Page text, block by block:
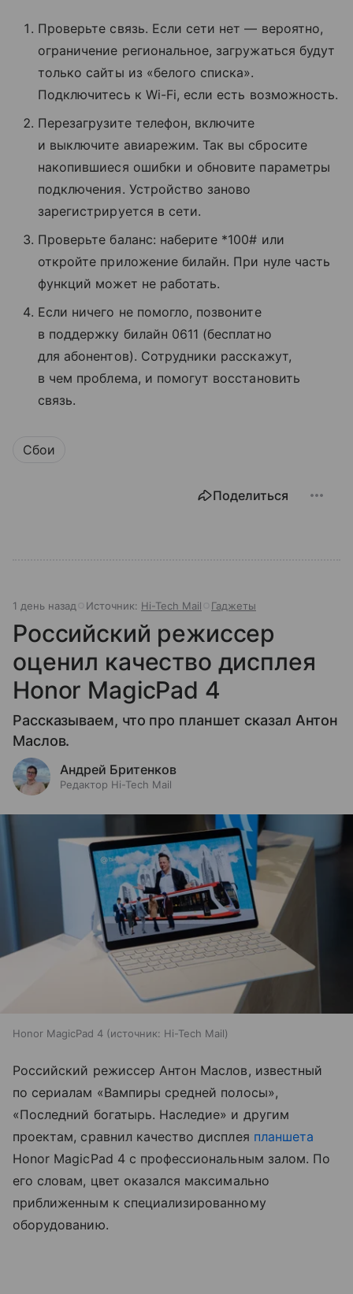
Проверьте связь. Если сети нет — вероятно,
ограничение региональное, загружаться будут
только сайты из «белого списка».
Подключитесь к Wi-Fi, если есть возможность.
Перезагрузите телефон, включите
и выключите авиарежим. Так вы сбросите
накопившиеся ошибки и обновите параметры
подключения. Устройство заново
зарегистрируется в сети.
Проверьте баланс: наберите *100# или
откройте приложение билайн. При нуле часть
функций может не работать.
Если ничего не помогло, позвоните
в поддержку билайн 0611 (бесплатно
для абонентов). Сотрудники расскажут,
в чем проблема, и помогут восстановить
связь.
Сбои
Поделиться
1 день назад Источник: Hi-Tech Mail Гаджеты
Российский режиссер
оценил качество дисплея
Honor MagicPad 4
Рассказываем, что про планшет сказал Антон
Маслов.
Андрей Бритенков
Редактор Hi-Tech Mail
Honor MagicPad 4 источник: Hi-Tech Mail
Российский режиссер Антон Маслов, известный
по сериалам «Вампиры средней полосы»,
«Последний богатырь. Наследие» и другим
проектам, сравнил качество дисплея планшета
Honor MagicPad 4 с профессиональным залом. По
его словам, цвет оказался максимально
приближенным к специализированному
оборудованию.